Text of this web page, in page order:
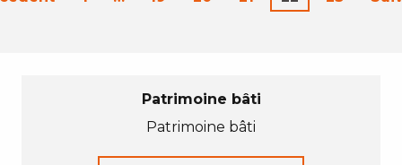
Patrimoine bâti
Patrimoine bâti